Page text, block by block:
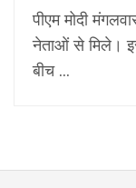
पीएम मोदी
नेताओं से मिले।
बीच ...